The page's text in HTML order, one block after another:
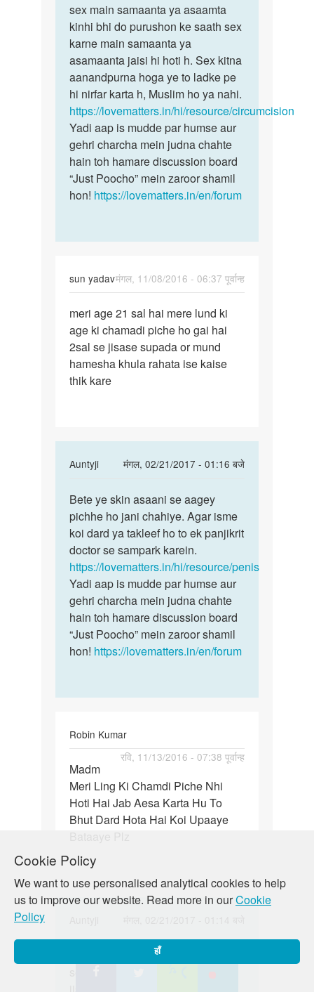
Cookie Policy
We want to use personalised analytical cookies to help
us to improve our website. Read more in ourCookie
Policy
हाँ
by
gayatri
sex main samaanta ya asaamta
kinhi bhi do purushon ke saath sex
karne main samaanta ya
asamaanta jaisi hi hoti h. Sex kitna
aanandpurna hoga ye to ladke pe
hi nirfar karta h, Muslim ho ya nahi.
https://lovematters.in/hi/resource/circumcision
Yadi aap is mudde par humse aur
gehri charcha mein judna chahte
hain toh hamare discussion board
“Just Poocho” mein zaroor shamil
hon! https://lovematters.in/en/forum
sun yadavमंगल, 11/08/2016 - 06:37 पूर्वान्ह
meri
age
21
sal
hai
meri age 21 sal hai mere lund ki
age ki chamadi piche ho gai hai
2sal se jisase supada or mund
hamesha khula rahata ise kaise
thik kare
Auntyji
मंगल, 02/21/2017 - 01:16 बजे
In
to
meri
age
21
sal
hai
mere
lund
by
sun
Bete
ye
skin
asaani
se
aagey
Bete ye skin asaani se aagey
pichhe ho jani chahiye. Agar isme
koi dard ya takleef ho to ek panjikrit
doctor se sampark karein.
https://lovematters.in/hi/resource/penis
Yadi aap is mudde par humse aur
gehri charcha mein judna chahte
hain toh hamare discussion board
“Just Poocho” mein zaroor shamil
hon! https://lovematters.in/en/forum
Robin Kumar
रवि, 11/13/2016 - 07:38 पूर्वान्ह
Madm
Meri
Ling
Ki
Madm
Meri Ling Ki Chamdi Piche Nhi
Hoti Hai Jab Aesa Karta Hu To
Bhut Dard Hota Hai Koi Upaaye
पर्मालिंकreply
Bete is skin ko nahate samay halke
se piche karke saaf karna hota hai